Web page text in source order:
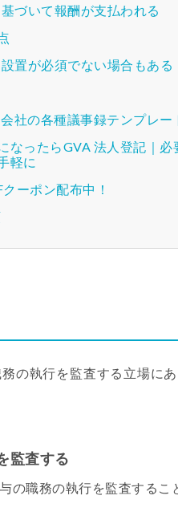
づいて報酬が支払われる
置が必須でない場合もある
社の各種議事録テンプレー
なったらGVA 法人登記｜
軽に
ーポン配布中！
の執行を監査する立場に
監査する
の職務の執行を監査するこ